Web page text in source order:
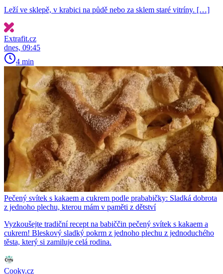
Leží ve sklepě, v krabici na půdě nebo za sklem staré vitríny. […]
Extrafit.cz
dnes, 09:45
4 min
Pečený svítek s kakaem a cukrem podle prababičky: Sladká dobrota
z jednoho plechu, kterou mám v paměti z dětství
Vyzkoušejte tradiční recept na babiččin pečený svítek s kakaem a
cukrem! Bleskový sladký pokrm z jednoho plechu z jednoduchého
těsta, který si zamiluje celá rodina.
Cooky.cz